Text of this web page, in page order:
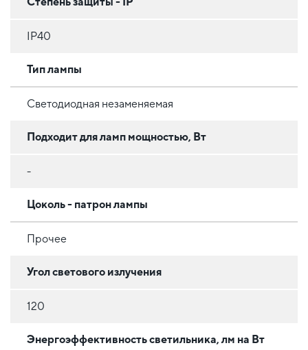
IP40
Тип лампы
Светодиодная незаменяемая
Подходит для ламп мощностью, Вт
-
Цоколь - патрон лампы
Прочее
Угол светового излучения
120
Энергоэффективность светильника, лм на Вт